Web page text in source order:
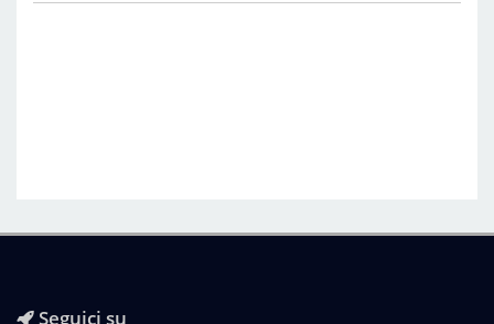
Seguici su